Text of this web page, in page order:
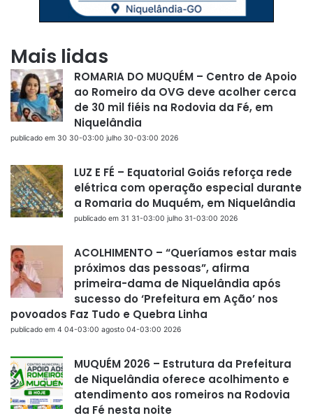
Mais lidas
ROMARIA DO MUQUÉM – Centro de Apoio
ao Romeiro da OVG deve acolher cerca
de 30 mil fiéis na Rodovia da Fé, em
Niquelândia
publicado em 30 30-03:00 julho 30-03:00 2026
LUZ E FÉ – Equatorial Goiás reforça rede
elétrica com operação especial durante
a Romaria do Muquém, em Niquelândia
publicado em 31 31-03:00 julho 31-03:00 2026
ACOLHIMENTO – “Queríamos estar mais
próximos das pessoas”, afirma
primeira-dama de Niquelândia após
sucesso do ‘Prefeitura em Ação’ nos
povoados Faz Tudo e Quebra Linha
publicado em 4 04-03:00 agosto 04-03:00 2026
MUQUÉM 2026 – Estrutura da Prefeitura
de Niquelândia oferece acolhimento e
atendimento aos romeiros na Rodovia
da Fé nesta noite